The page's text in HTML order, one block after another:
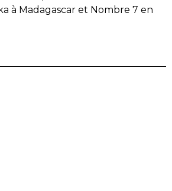
à Madagascar et Nombre 7 en